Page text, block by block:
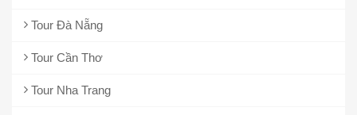
Tour Đà Nẵng
Tour Cần Thơ
Tour Nha Trang